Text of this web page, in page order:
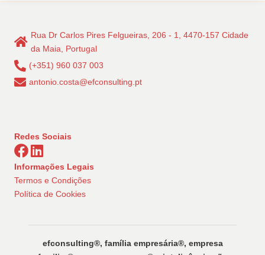
Rua Dr Carlos Pires Felgueiras, 206 - 1, 4470-157 Cidade
da Maia, Portugal
(+351) 960 037 003
antonio.costa@efconsulting.pt
Redes Sociais
Informações Legais
Termos e Condições
Política de Cookies
efconsulting®️, família empresária®️, empresa